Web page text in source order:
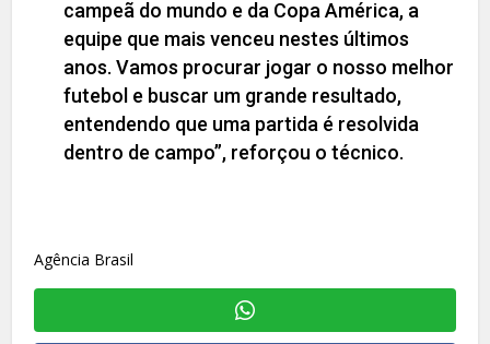
campeã do mundo e da Copa América, a
equipe que mais venceu nestes últimos
anos. Vamos procurar jogar o nosso melhor
futebol e buscar um grande resultado,
entendendo que uma partida é resolvida
dentro de campo”, reforçou o técnico.
Agência Brasil